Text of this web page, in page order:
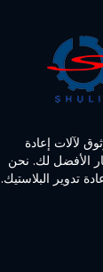
لآلات إعادة
الأفضل لك. نحن
تدوير البلاستيك.